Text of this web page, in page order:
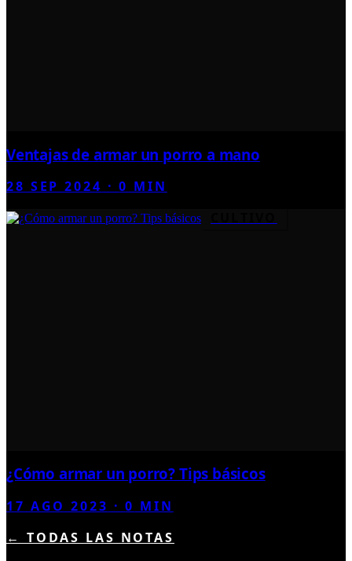
Ventajas de armar un porro a mano
28 SEP 2024 ·0 MIN
¿Cómo armar un porro? Tips básicos
17 AGO 2023 ·0 MIN
← TODAS LAS NOTAS